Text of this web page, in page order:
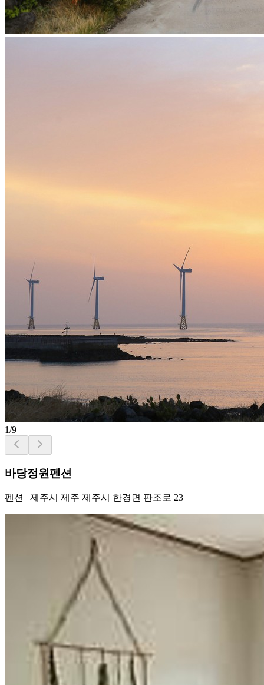
1/9
바당정원펜션
펜션 | 제주시 제주 제주시 한경면 판조로 23